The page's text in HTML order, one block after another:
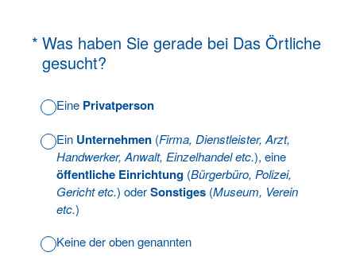
* Was haben Sie gerade bei Das Örtliche
gesucht?
(Erforderlich.)
Eine Privatperson
Ein Unternehmen (Firma, Dienstleister, Arzt,
Handwerker, Anwalt, Einzelhandel etc.), eine
öffentliche Einrichtung (Bürgerbüro, Polizei,
Gericht etc.) oderSonstiges (Museum, Verein
etc.)
Keine der oben genannten